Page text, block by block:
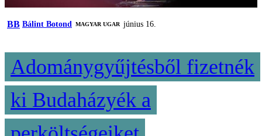
BB Bálint Botond MAGYAR UGAR június 16.
Adománygyűjtésből fizetnék
ki Budaházyék a